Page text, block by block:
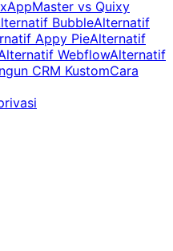
AppMaster vs Quixy
BubbleAlternatif
Appy PieAlternatif
WebflowAlternatif
CRM KustomCara